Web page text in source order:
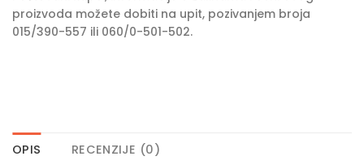
proizvoda možete dobiti na upit, pozivanjem broja
015/390-557 ili 060/0-501-502.
OPIS RECENZIJE (0)